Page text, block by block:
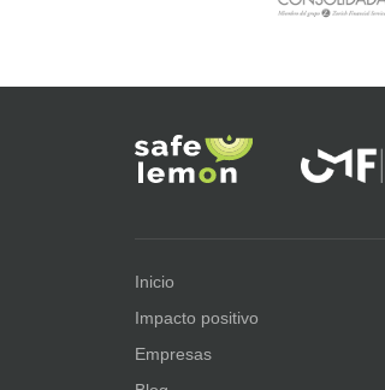
Inicio
Impacto positivo
Empresas